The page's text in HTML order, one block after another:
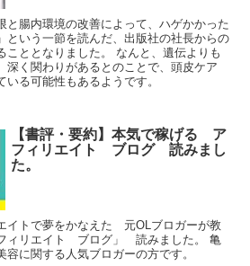
と腸内環境の改善によって、ハゲかかった
という一節を読んだ、出版社の社長からの
こととなりました。 なんと、遺伝よりも
深く関わりがあるとのことで、頭皮ケア
る可能性もあるようです。
【書評・要約】本気で稼げる ア
フィリエイト ブログ 読みまし
た。
イトで夢をかなえた 元OLブロガーが教
ィリエイト ブログ」 読みました。 亀
に関する人気ブロガーの方です。